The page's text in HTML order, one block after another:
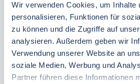
Wir verwenden Cookies, um Inhalte
personalisieren, Funktionen für
zu können und die Zugriffe auf
analysieren. Außerdem geben wir
Verwendung unserer Website an
soziale Medien, Werbung und
Partner führen diese Informationen
best price guarantee
Reserve free of charge for
30 Tage vor Anreise
Flexible arrival and
Personal consultations